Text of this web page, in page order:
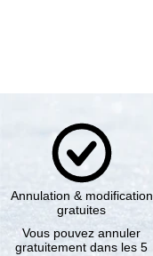
Annulation & modification
gratuites
Vous pouvez annuler
gratuitement dans les 5